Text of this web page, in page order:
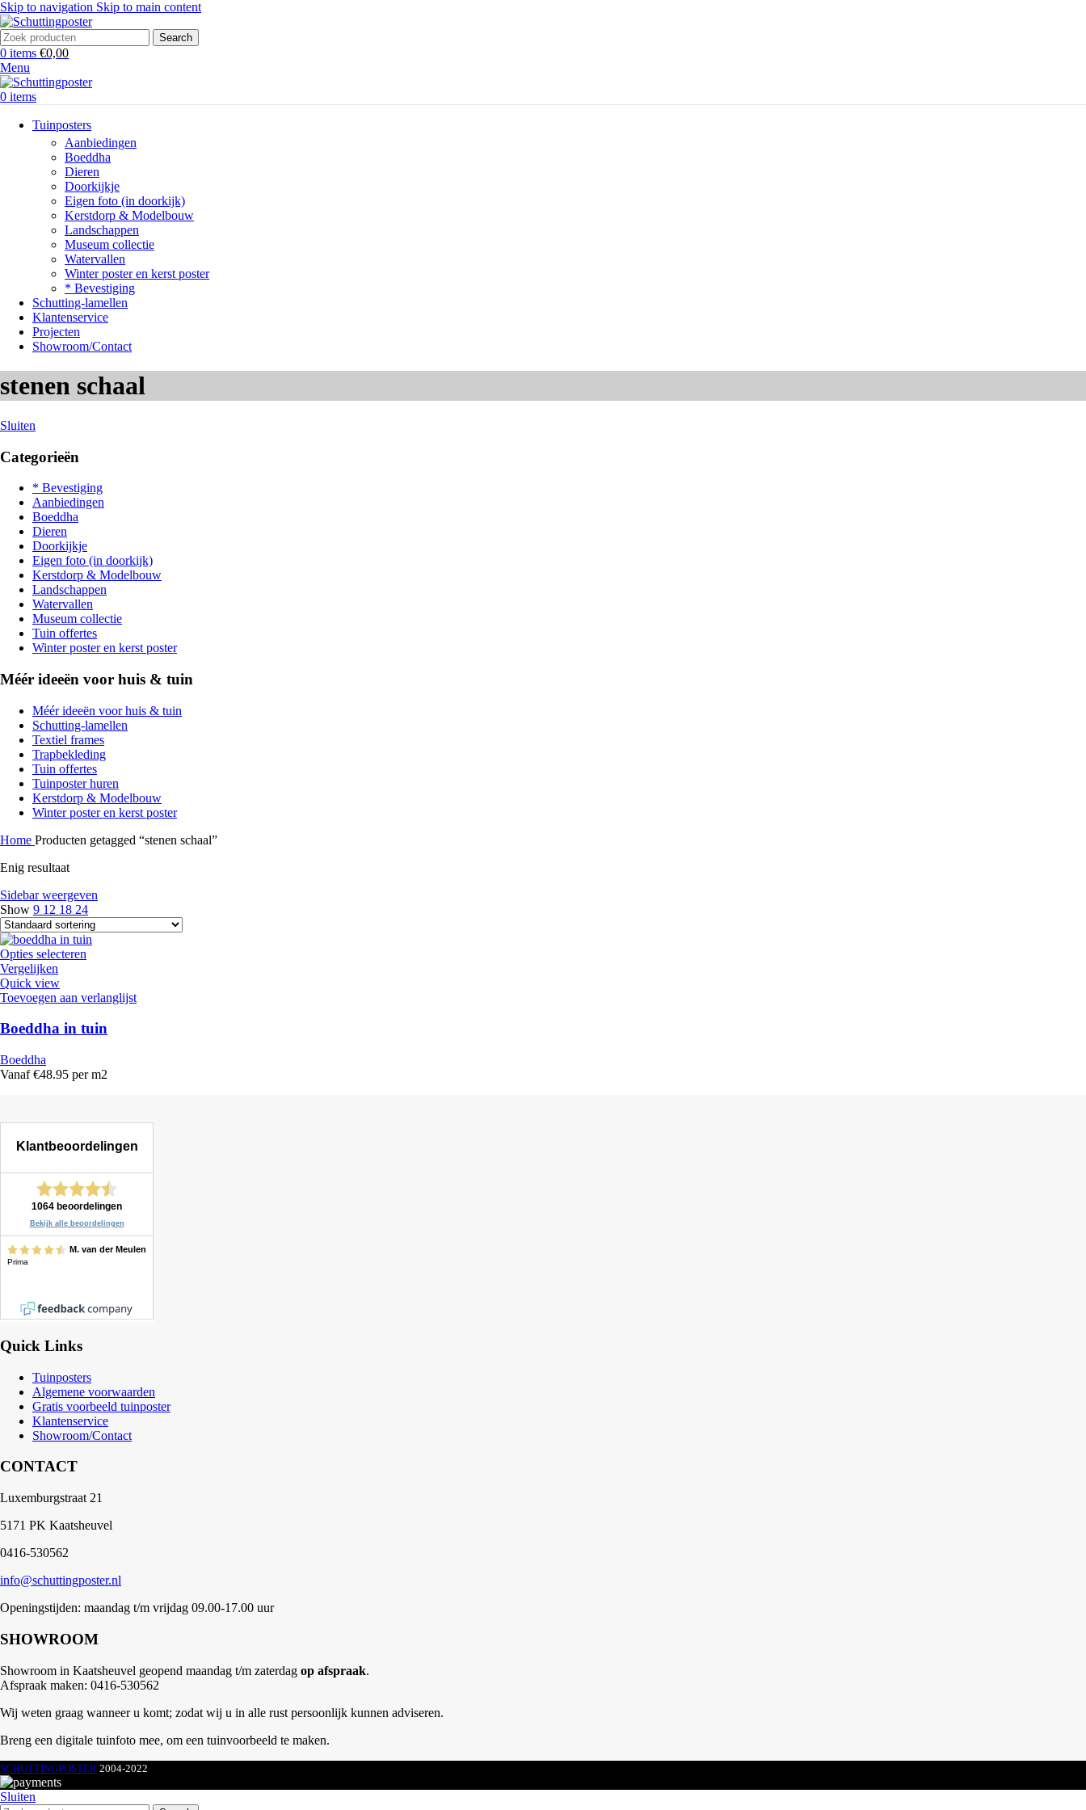
Skip to navigation Skip to main content
Search
0 items €0,00
Menu
0 items
Tuinposters
Aanbiedingen
Boeddha
Dieren
Doorkijkje
Eigen foto (in doorkijk)
Kerstdorp & Modelbouw
Landschappen
Museum collectie
Watervallen
Winter poster en kerst poster
* Bevestiging
Schutting-lamellen
Klantenservice
Projecten
Showroom/Contact
stenen schaal
Sluiten
Categorieën
* Bevestiging
Aanbiedingen
Boeddha
Dieren
Doorkijkje
Eigen foto (in doorkijk)
Kerstdorp & Modelbouw
Landschappen
Watervallen
Museum collectie
Tuin offertes
Winter poster en kerst poster
Méér ideeën voor huis & tuin
Méér ideeën voor huis & tuin
Schutting-lamellen
Textiel frames
Trapbekleding
Tuin offertes
Tuinposter huren
Kerstdorp & Modelbouw
Winter poster en kerst poster
Home Producten getagged “stenen schaal”
Enig resultaat
Sidebar weergeven
Show 9 12 18 24
Opties selecteren
Vergelijken
Quick view
Toevoegen aan verlanglijst
Boeddha in tuin
Boeddha
Vanaf €48.95 per m2
Quick Links
Tuinposters
Algemene voorwaarden
Gratis voorbeeld tuinposter
Klantenservice
Showroom/Contact
CONTACT
Luxemburgstraat 21
5171 PK Kaatsheuvel
0416-530562
info@schuttingposter.nl
Openingstijden: maandag t/m vrijdag 09.00-17.00 uur
SHOWROOM
Showroom in Kaatsheuvel geopend maandag t/m zaterdag op afspraak.
Afspraak maken: 0416-530562
Wij weten graag wanneer u komt; zodat wij u in alle rust persoonlijk kunnen adviseren.
Breng een digitale tuinfoto mee, om een tuinvoorbeeld te maken.
SCHUTTINGPOSTER 2004-2022
Sluiten